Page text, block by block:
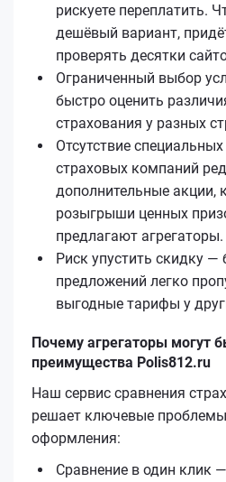
рискуете переплатить.
дешёвый вариант,
проверять десятки
Ограниченный выбор
быстро оценить
страхования у разных
Отсутствие
страховых компаний
дополнительные акции,
розыгрыши ценных
предлагают агрегаторы.
Риск упустить скидку —
предложений легко
выгодные тарифы у
Почему агрегаторы могут
преимущества Polis812.ru
Наш сервис сравнения
решает ключевые
оформления:
Сравнение в один клик